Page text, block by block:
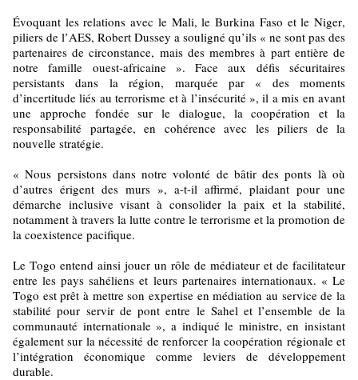
Évoquant les relations avec le Mali, le Burkina Faso et le Niger,
piliers de l’AES, Robert Dussey a souligné qu’ils « ne sont pas des
partenaires de circonstance, mais des membres à part entière de
notre famille ouest-africaine ». Face aux défis sécuritaires
persistants dans la région, marquée par « des moments
d’incertitude liés au terrorisme et à l’insécurité », il a mis en avant
une approche fondée sur le dialogue, la coopération et la
responsabilité partagée, en cohérence avec les piliers de la
nouvelle stratégie.
« Nous persistons dans notre volonté de bâtir des ponts là où
d’autres érigent des murs », a-t-il affirmé, plaidant pour une
démarche inclusive visant à consolider la paix et la stabilité,
notamment à travers la lutte contre le terrorisme et la promotion de
la coexistence pacifique.
Le Togo entend ainsi jouer un rôle de médiateur et de facilitateur
entre les pays sahéliens et leurs partenaires internationaux. « Le
Togo est prêt à mettre son expertise en médiation au service de la
stabilité pour servir de pont entre le Sahel et l’ensemble de la
communauté internationale », a indiqué le ministre, en insistant
également sur la nécessité de renforcer la coopération régionale et
l’intégration économique comme leviers de développement
durable.